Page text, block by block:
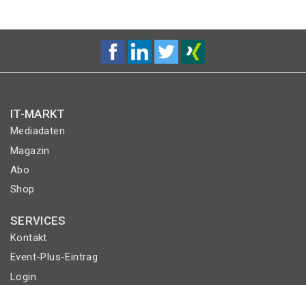
IT-MARKT
Mediadaten
Magazin
Abo
Shop
SERVICES
Kontakt
Event-Plus-Eintrag
Login